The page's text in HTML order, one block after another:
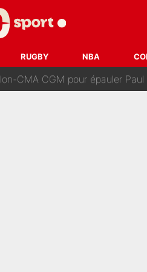
RUGBY NBA
est en pleine crise financière, Frank
les deux nouvelles recrues
CGM pour épauler Paul Seixas :